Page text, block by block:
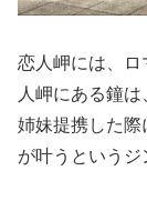
恋人岬には、
人岬にある鐘
姉妹提携した
が叶うというジ